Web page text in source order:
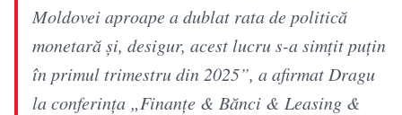
Moldovei aproape a dublat rata de politică
monetară şi, desigur, acest lucru s-a simţit puţin
în primul trimestru din 2025”, a afirmat Dragu
la conferinţa „Finanţe & Bănci & Leasing &